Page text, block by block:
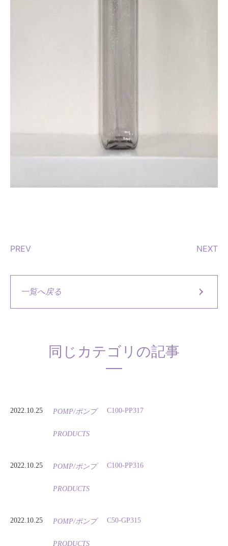
PREV NEXT
一覧へ戻る
同じカテゴリの記事
2022.10.25 POMP/ポンプ
PRODUCTS
C100-PP317
2022.10.25 POMP/ポンプ
PRODUCTS
C100-PP316
2022.10.25 POMP/ポンプ
PRODUCTS
C50-GP315